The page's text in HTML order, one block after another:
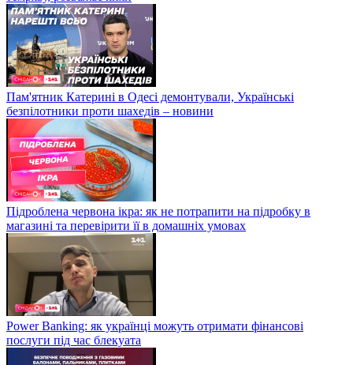
Пам'ятник Катерині в Одесі демонтували, Українські
безпілотники проти шахедів – новини
Підроблена червона ікра: як не потрапити на підробку в
магазині та перевірити її в домашніх умовах
Power Banking: як українці можуть отримати фінансові
послуги під час блекуата